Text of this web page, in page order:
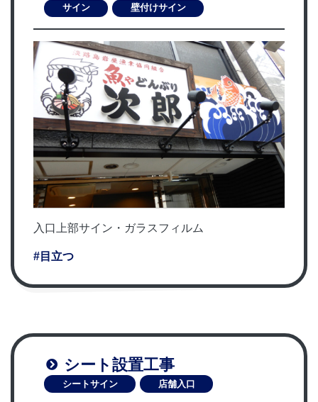
サイン
壁付けサイン
入口上部サイン・ガラスフィルム
#目立つ
シート設置工事
シートサイン 店舗入口